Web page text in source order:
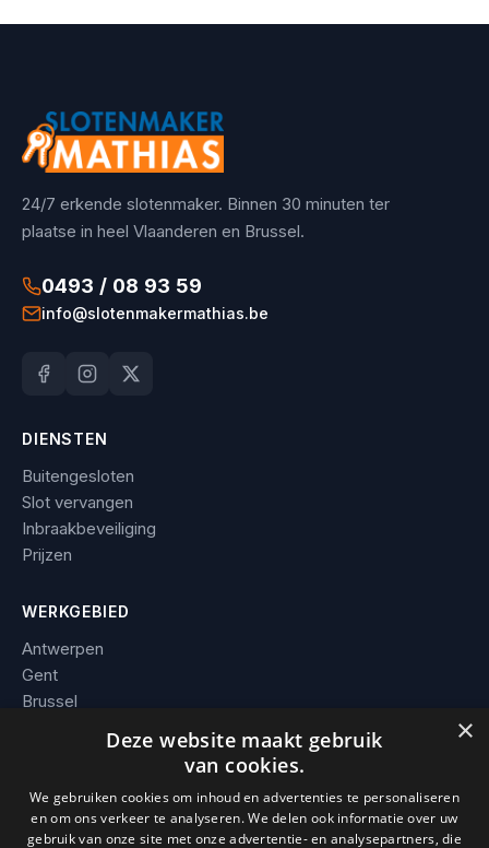
24/7 erkende slotenmaker. Binnen 30 minuten ter
plaatse in heel Vlaanderen en Brussel.
0493 / 08 93 59
info@slotenmakermathias.be
DIENSTEN
Buitengesloten
Slot vervangen
Inbraakbeveiliging
Prijzen
WERKGEBIED
Antwerpen
Gent
Brussel
Alle steden →
BEDRIJF
×
Deze website maakt gebruik
van cookies.
We gebruiken cookies om inhoud en advertenties te personaliseren
en om ons verkeer te analyseren. We delen ook informatie over uw
gebruik van onze site met onze advertentie- en analysepartners, die